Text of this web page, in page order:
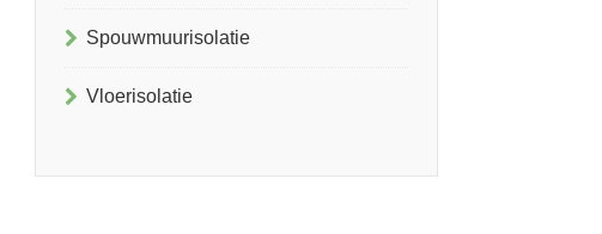
Spouwmuurisolatie
Vloerisolatie